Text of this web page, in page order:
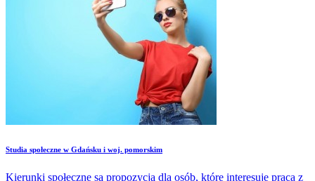
Studia społeczne w Gdańsku i woj. pomorskim
Kierunki społeczne są propozycją dla osób, które interesuje praca z